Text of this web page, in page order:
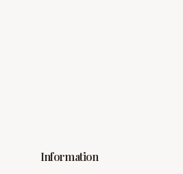
Information